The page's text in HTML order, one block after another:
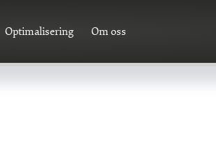
Optimalisering Om oss